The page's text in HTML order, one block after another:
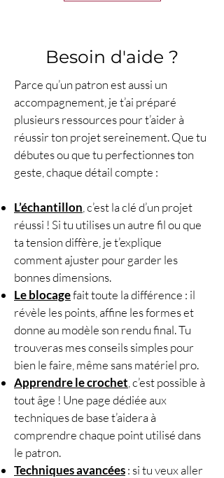
personnalisable selon vos envies.
rendu élégant et tendance ! ✨
débutants souhaitant se lancer
dans un projet simple et
accessible, tout en permettant
aux crocheteurs plus
expérimentés de jouer avec les
finitions et les personnalisations.
disponible en tutoriel pas à pas
sur YouTubeetpatron crochet
PDF disponible en
téléchargement dans la
boutique en ligne
#lecrochetdeplume
Besoin d'aide ?
Parce qu’un patron est aussi un
accompagnement, je t’ai préparé
plusieurs ressources pour t’aider à
réussir ton projet sereinement. Que tu
débutes ou que tu perfectionnes ton
geste, chaque détail compte :
L’échantillon , c’est la clé d’un projet
réussi ! Si tu utilises un autre fil ou que
ta tension diffère, je t’explique
comment ajuster pour garder les
bonnes dimensions.
Le blocagefait toute la différence : il
révèle les points, affine les formes et
donne au modèle son rendu final. Tu
trouveras mes conseils simples pour
bien le faire, même sans matériel pro.
Apprendre le crochet , c’est possible à
tout âge ! Une page dédiée aux
techniques de base t’aidera à
comprendre chaque point utilisé dans
le patron.
Techniques avancées: si tu veux aller